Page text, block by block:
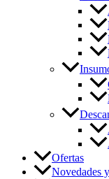
Ofertas
Novedades